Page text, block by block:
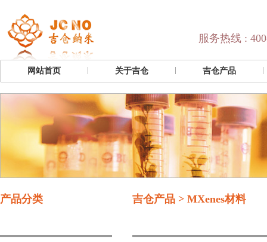
服务热线 :
网站首页 关于吉仓 吉仓产品
产品分类 吉仓产品 > MXenes材料